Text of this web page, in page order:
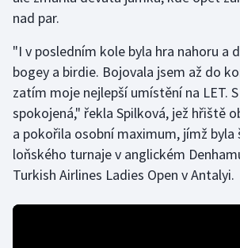
Golf
Gymnastika
Házená
Jezdectví
Judo
nad par.
"I v posledním kole byla hra nahoru a
bogey a birdie. Bojovala jsem až do
zatím moje nejlepší umístění na LET.
spokojená," řekla Spilková, jež hřiště
a pokořila osobní maximum, jímž byla
loňského turnaje v anglickém
Turkish Airlines Ladies Open v Antalyi.